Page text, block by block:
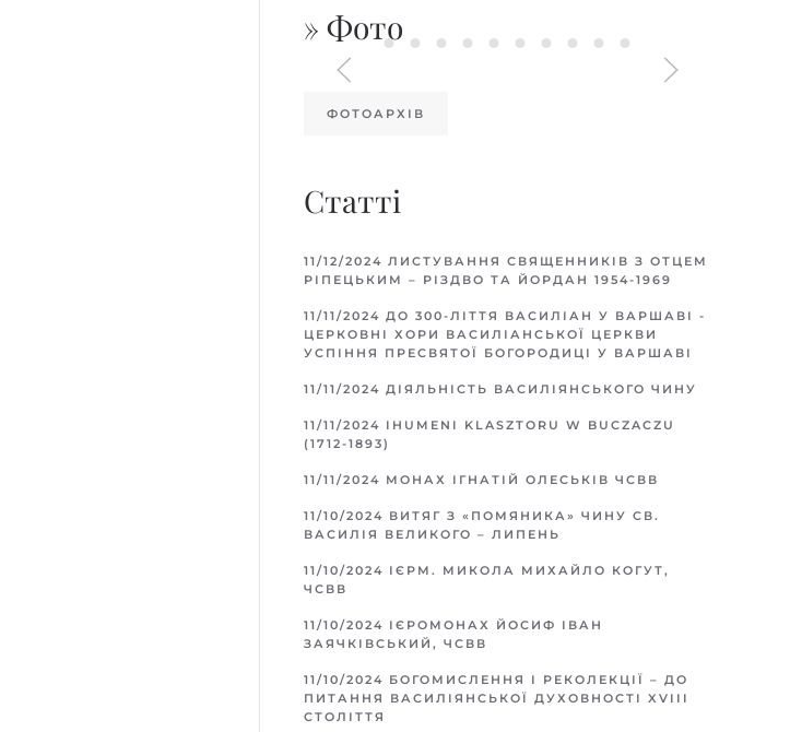
» Фото
ФОТОАРХІВ
Статті
11/12/2024 ЛИСТУВАННЯ СВЯЩЕННИКІВ З ОТЦЕМ
РІПЕЦЬКИМ – РІЗДВО ТА ЙОРДАН 1954-1969
11/11/2024 ДО 300-ЛІТТЯ ВАСИЛІАН У ВАРШАВІ -
ЦЕРКОВНІ ХОРИ ВАСИЛІАНСЬКОЇ ЦЕРКВИ
УСПІННЯ ПРЕСВЯТОЇ БОГОРОДИЦІ У ВАРШАВІ
11/11/2024 ДІЯЛЬНІСТЬ ВАСИЛІЯНСЬКОГО ЧИНУ
11/11/2024 IHUMENI KLASZTORU W BUCZACZU
(1712-1893)
11/11/2024 МОНАХ ІГНАТІЙ ОЛЕСЬКІВ ЧСВВ
11/10/2024 ВИТЯГ З «ПОМЯНИКА» ЧИНУ СВ.
ВАСИЛІЯ ВЕЛИКОГО – ЛИПЕНЬ
11/10/2024 ІЄРМ. МИКОЛА МИХАЙЛО КОГУТ,
ЧСВВ
11/10/2024 ІЄРОМОНАХ ЙОСИФ ІВАН
ЗАЯЧКІВСЬКИЙ, ЧСВВ
11/10/2024 БОГОМИСЛЕННЯ І РЕКОЛЕКЦІЇ – ДО
ПИТАННЯ ВАСИЛІЯНСЬКОЇ ДУХОВНОСТІ XVIII
СТОЛІТТЯ